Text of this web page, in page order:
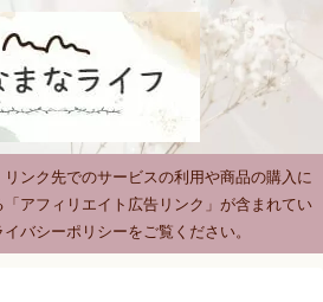
ンク先でのサービスの利用や商品の購入に
アフィリエイト広告リンク」が含まれてい
バシーポリシーをご覧ください。